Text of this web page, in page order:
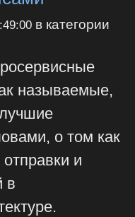
в категории
называемые,
о том как
и
в